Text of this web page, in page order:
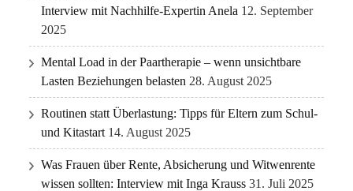
Interview mit Nachhilfe-Expertin Anela 12. September
2025
Mental Load in der Paartherapie – wenn unsichtbare
Lasten Beziehungen belasten 28. August 2025
Routinen statt Überlastung: Tipps für Eltern zum Schul-
und Kitastart 14. August 2025
Was Frauen über Rente, Absicherung und Witwenrente
wissen sollten: Interview mit Inga Krauss 31. Juli 2025